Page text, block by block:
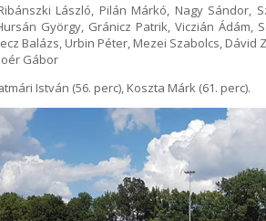
László, Pilán Márkó, Nagy Sándor,
György, Gránicz Patrik, Viczián Ádám,
Balázs, Urbin Péter, Mezei Szabolcs, Dávid
Gábor
István (56. perc), Koszta Márk (61. perc).